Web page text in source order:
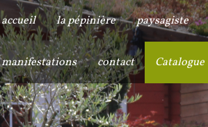
accueil la pépinière paysagiste
manifestations contact Catalogue